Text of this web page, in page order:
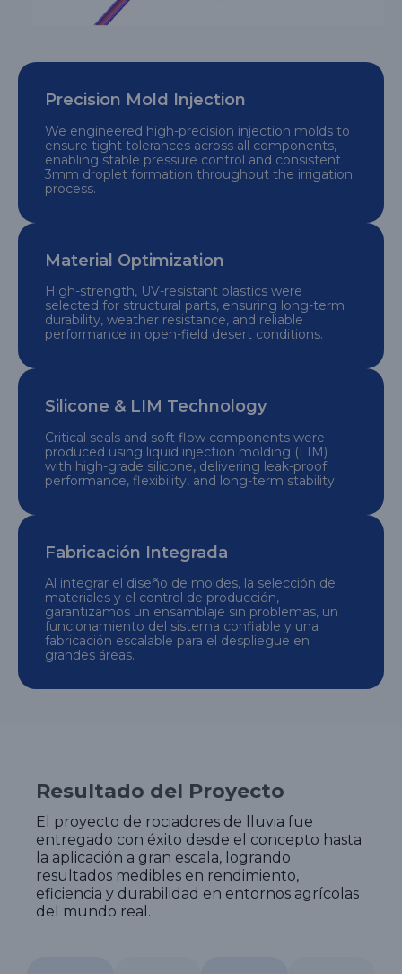
Precision Mold Injection
We engineered high-precision injection molds to
ensure tight tolerances across all components,
enabling stable pressure control and consistent
3mm droplet formation throughout the irrigation
process.
Material Optimization
High-strength, UV-resistant plastics were
selected for structural parts, ensuring long-term
durability, weather resistance, and reliable
performance in open-field desert conditions.
Silicone & LIM Technology
Critical seals and soft flow components were
produced using liquid injection molding (LIM)
with high-grade silicone, delivering leak-proof
performance, flexibility, and long-term stability.
Fabricación Integrada
Al integrar el diseño de moldes, la selección de
materiales y el control de producción,
garantizamos un ensamblaje sin problemas, un
funcionamiento del sistema confiable y una
fabricación escalable para el despliegue en
grandes áreas.
Resultado del Proyecto
El proyecto de rociadores de lluvia fue
entregado con éxito desde el concepto hasta
la aplicación a gran escala, logrando
resultados medibles en rendimiento,
eficiencia y durabilidad en entornos agrícolas
del mundo real.